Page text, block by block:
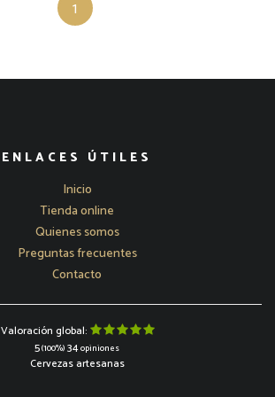
1
ENLACES ÚTILES
Inicio
Tienda online
Quienes somos
Preguntas frecuentes
Contacto
Valoración global:
5(100%)34opiniones
Cervezas artesanas